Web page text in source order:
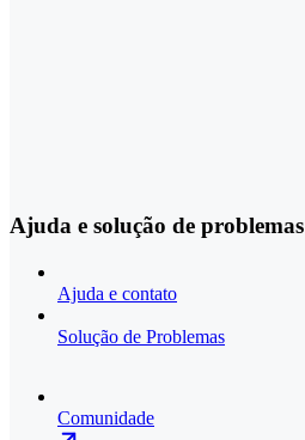
Ajuda e solução de problemas
Ajuda e contato
Solução de Problemas
Comunidade